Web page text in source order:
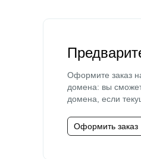
Оформите заказ
домена: вы
домена, если
Оформить заказ